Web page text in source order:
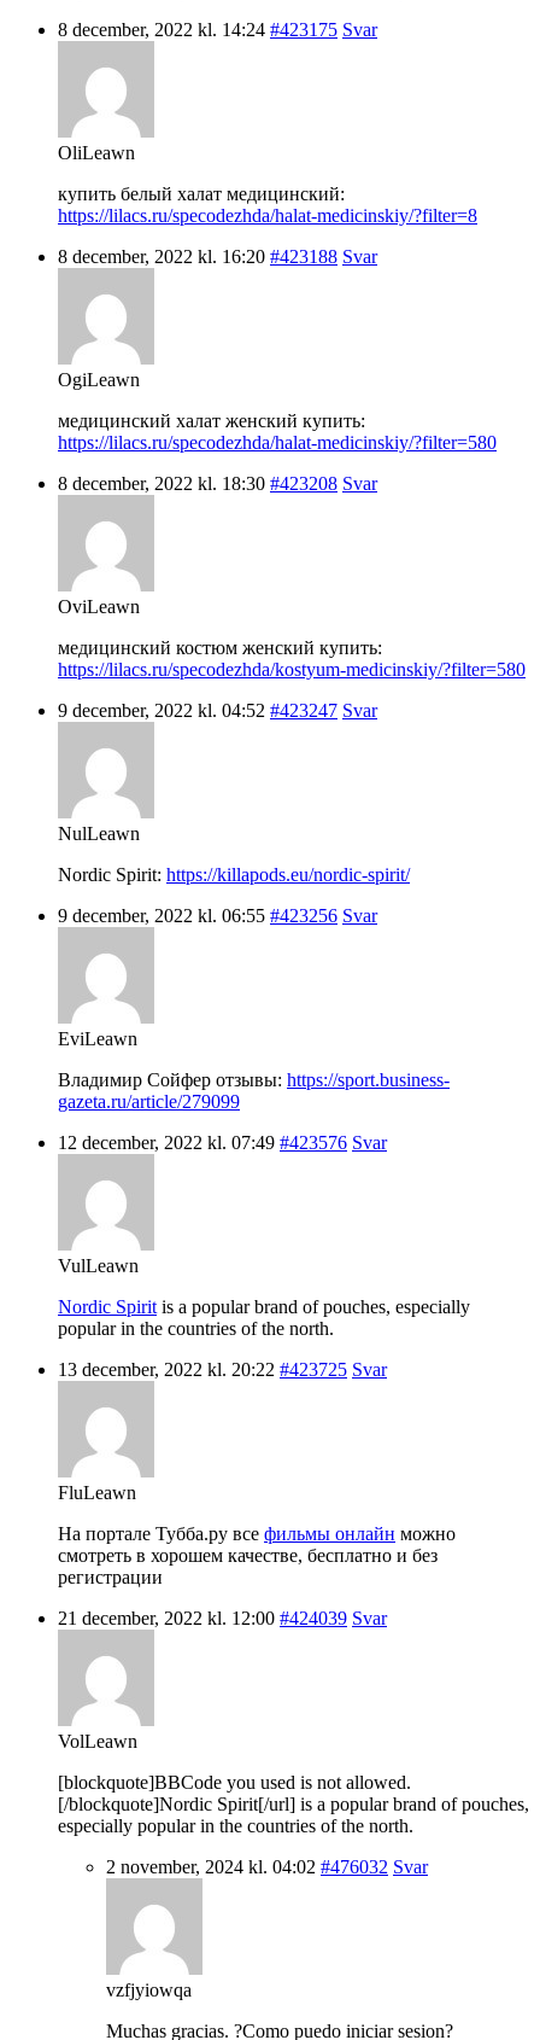
8 december, 2022 kl. 14:24 #423175 Svar
OliLeawn
купить белый халат медицинский:
https://lilacs.ru/specodezhda/halat-medicinskiy/?filter=8
8 december, 2022 kl. 16:20 #423188 Svar
OgiLeawn
медицинский халат женский купить:
https://lilacs.ru/specodezhda/halat-medicinskiy/?filter=580
8 december, 2022 kl. 18:30 #423208 Svar
OviLeawn
медицинский костюм женский купить:
https://lilacs.ru/specodezhda/kostyum-medicinskiy/?filter=580
9 december, 2022 kl. 04:52 #423247 Svar
NulLeawn
Nordic Spirit: https://killapods.eu/nordic-spirit/
9 december, 2022 kl. 06:55 #423256 Svar
EviLeawn
Владимир Сойфер отзывы: https://sport.business-
gazeta.ru/article/279099
12 december, 2022 kl. 07:49 #423576 Svar
VulLeawn
Nordic Spirit is a popular brand of pouches, especially
popular in the countries of the north.
13 december, 2022 kl. 20:22 #423725 Svar
FluLeawn
На портале Тубба.ру все фильмы онлайн можно
смотреть в хорошем качестве, бесплатно и без
регистрации
21 december, 2022 kl. 12:00 #424039 Svar
VolLeawn
[blockquote]BBCode you used is not allowed.
[/blockquote]Nordic Spirit[/url] is a popular brand of pouches,
especially popular in the countries of the north.
2 november, 2024 kl. 04:02 #476032 Svar
vzfjyiowqa
Muchas gracias. ?Como puedo iniciar sesion?